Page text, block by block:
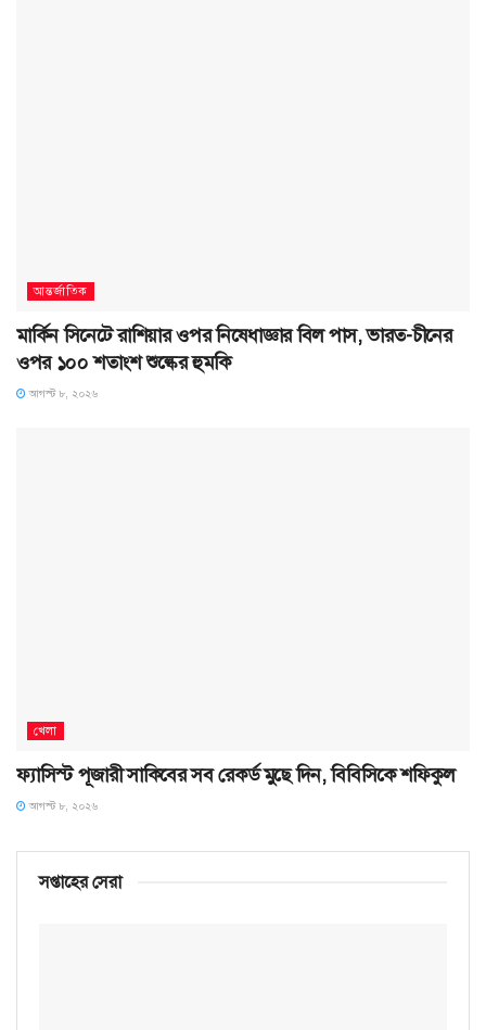
আন্তর্জাতিক
মার্কিন সিনেটে রাশিয়ার ওপর নিষেধাজ্ঞার বিল পাস, ভারত-চীনের
ওপর ১০০ শতাংশ শুল্কের হুমকি
আগস্ট ৮, ২০২৬
খেলা
ফ্যাসিস্ট পূজারী সাকিবের সব রেকর্ড মুছে দিন, বিবিসিকে শফিকুল
আগস্ট ৮, ২০২৬
সপ্তাহের সেরা